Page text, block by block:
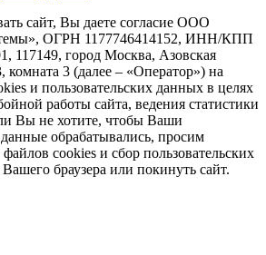
сайт, Вы даете согласие ООО
ОГРН 1177746414152, ИНН/КПП
117149, город Москва, Азовская
комната 3 (далее – «Оператор») на
и пользовательских данных в целях
работы сайта, ведения статистики
Вы не хотите, чтобы Ваши
обрабатывались, просим
cookies и сбор пользовательских
браузера или покинуть сайт.